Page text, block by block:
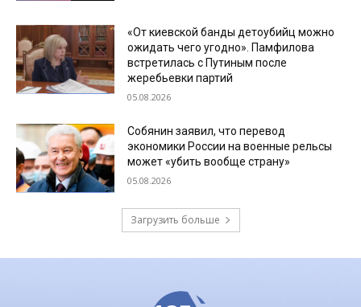
«От киевской банды детоубийц можно
ожидать чего угодно». Памфилова
встретилась с Путиным после
жеребьевки партий
05.08.2026
Собянин заявил, что перевод
экономики России на военные рельсы
может «убить вообще страну»
05.08.2026
Загрузить больше